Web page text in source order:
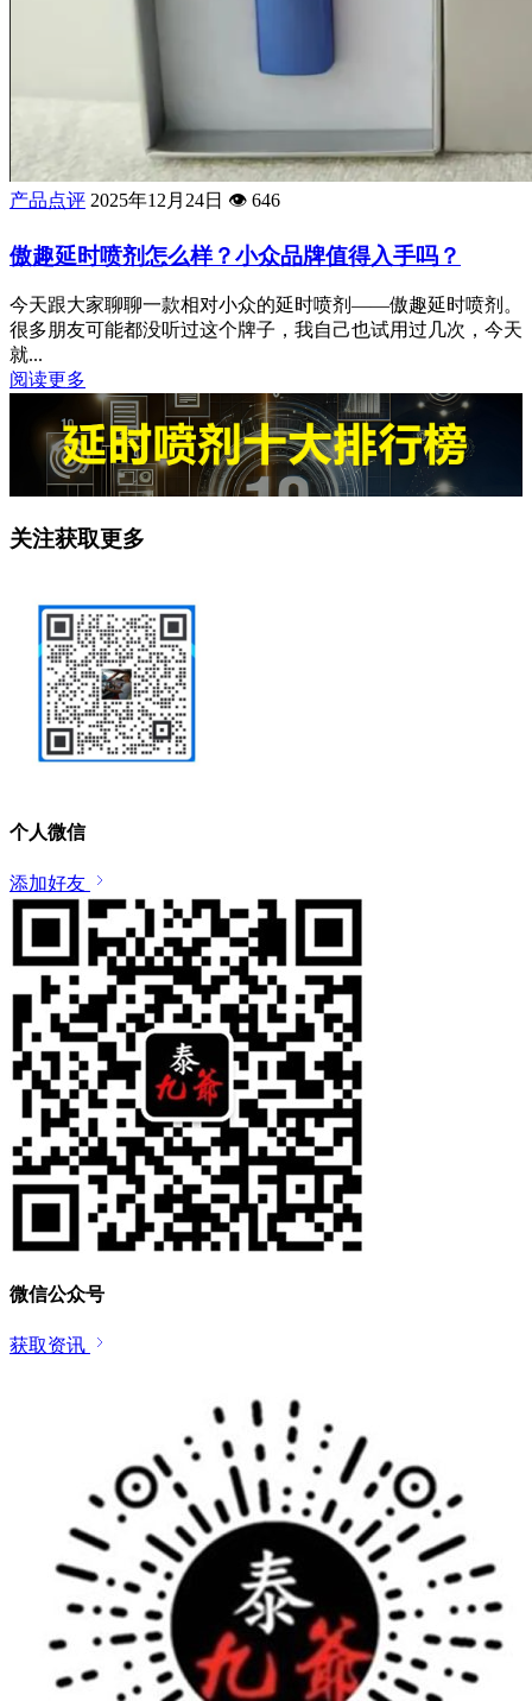
产品点评 2025年12月24日 👁️ 646
傲趣延时喷剂怎么样？小众品牌值得入手吗？
今天跟大家聊聊一款相对小众的延时喷剂——傲趣延时喷剂。
很多朋友可能都没听过这个牌子，我自己也试用过几次，今天
就...
阅读更多
关注获取更多
个人微信
添加好友
微信公众号
获取资讯